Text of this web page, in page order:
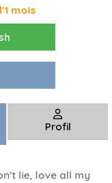
mois
Profil
lie, love all my